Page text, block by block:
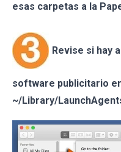
esas carpetas a la
Revise si hay
software publicitario
~/Library/